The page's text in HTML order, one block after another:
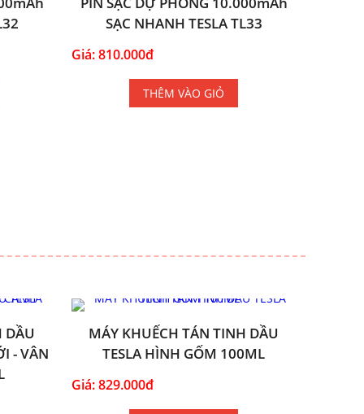
SẠC NHANH TESLA TL33
Giá: 810.000đ
THÊM VÀO GIỎ
DẦU
- VÂN
MÁY KHUẾCH TÁN TINH DẦU
TESLA HÌNH GỐM 100ML
Giá: 829.000đ